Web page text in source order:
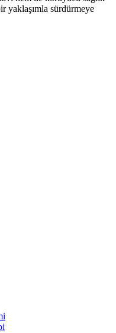
yaklaşımla sürdürmeye